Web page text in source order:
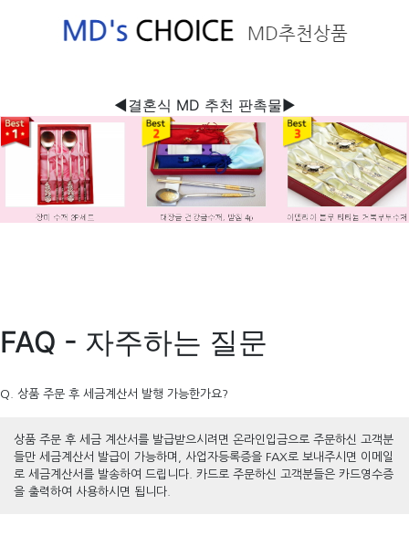
◀결혼식 MD 추천 판촉물▶
FAQ - 자주하는 질문
Q. 상품 주문 후 세금계산서 발행 가능한가요?
상품 주문 후 세금 계산서를 발급받으시려면 온라인입금으로 주문하신 고객분
들만 세금계산서 발급이 가능하며, 사업자등록증을 FAX로 보내주시면 이메일
로 세금계산서를 발송하여 드립니다. 카드로 주문하신 고객분들은 카드영수증
을 출력하여 사용하시면 됩니다.